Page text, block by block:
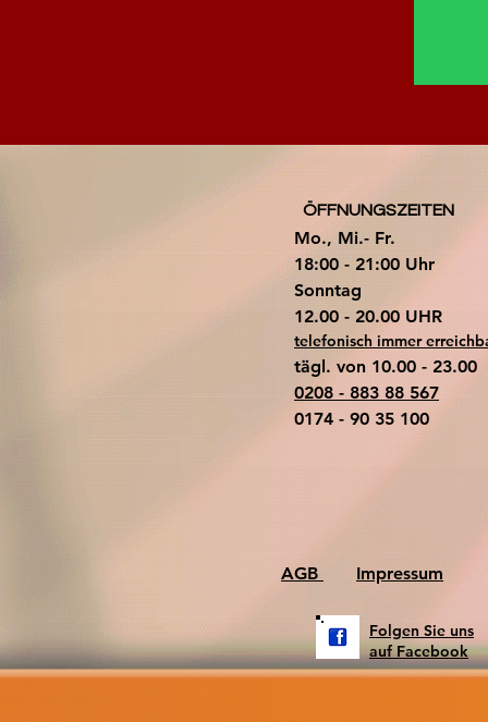
ÖFFNUNGSZEITEN
Mo., Mi.- Fr.
18:00 - 21:00 Uhr
​Sonntag
​12.00 - 20.00 UHR
telefonisch immer
tägl. von 10.00 - 23.00
0208 - 883 88 567
0174 - 90 35 100
AGB Impressum
Folgen Sie uns
auf Facebook